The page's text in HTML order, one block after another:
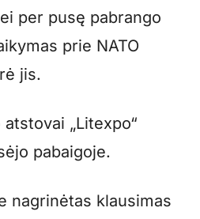
per pusę pabrango
prie NATO
jis.
„Litexpo“
pabaigoje.
nagrinėtas klausimas